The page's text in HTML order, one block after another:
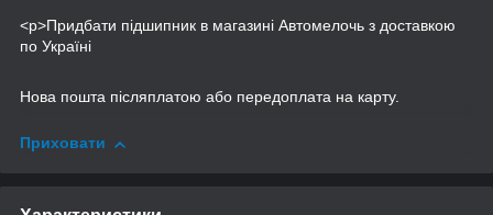
<p>Придбати підшипник в магазині Автомелочь з доставкою
по Україні
Нова пошта післяплатою або передоплата на карту.
Приховати